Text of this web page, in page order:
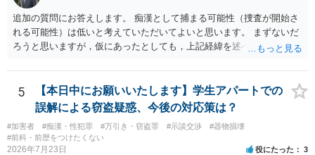
追加の質問にお答えします。 痴漢として捕まる可能性（捜査が開始さ
れる可能性）は低いと考えていただいてよいと思います。 まずないだ
ろうと思いますが，仮にあったとしても，上記経緯を述べていただ
の方が動いた結果当たってしまったにすぎないことを述べれば大丈夫
です。 相手の方は，オーバーに表現すると，自然と嘘となるので，自
分に不利益がかかってくると認識します。 これがブレーキとなり，表
現されることはないと思っていただいて大丈夫です。 なお，痴漢の場
合，問題となるのは基本的に現場で被害申告（被害の目撃）があった
場合がほとんどです。 そうでないと，犯人の特定につながりません。
5
【本日中にお願いいたします】学生アパートでの
誤解による窃盗疑惑、今後の対応策は？
#加害者 #痴漢・性犯罪 #万引き・窃盗罪 #示談交渉
#器物損壊
#前科・前歴をつけたくない
2026年7月23日 役にたった 3